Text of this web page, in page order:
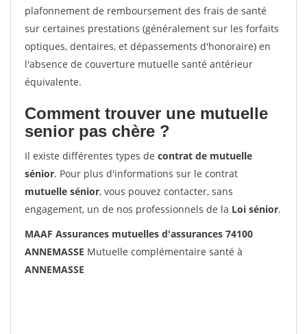
plafonnement de remboursement des frais de santé
sur certaines prestations (généralement sur les forfaits
optiques, dentaires, et dépassements d'honoraire) en
l'absence de couverture mutuelle santé antérieur
équivalente.
Comment trouver une mutuelle
senior pas chère ?
Il existe différentes types de contrat de mutuelle
sénior. Pour plus d'informations sur le contrat
mutuelle sénior, vous pouvez contacter, sans
engagement, un de nos professionnels de la Loi sénior.
MAAF Assurances mutuelles d'assurances 74100
ANNEMASSE Mutuelle complémentaire santé à
ANNEMASSE